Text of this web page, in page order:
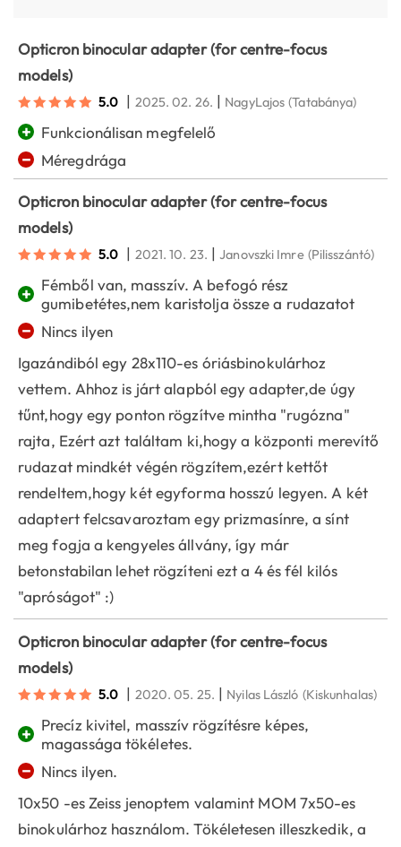
Opticron binocular adapter (for centre-focus
models)
5.0 | 2025. 02. 26. | NagyLajos (Tatabánya)
+ Funkcionálisan megfelelő
− Méregdrága
Opticron binocular adapter (for centre-focus
models)
5.0 | 2021. 10. 23. |Janovszki Imre (Pilisszántó)
+
Fémből van, masszív. A befogó rész
gumibetétes,nem karistolja össze a rudazatot
−
Nincs ilyen
Igazándiból egy 28x110-es óriásbinokulárhoz
vettem. Ahhoz is járt alapból egy adapter,de úgy
tűnt,hogy egy ponton rögzítve mintha "rugózna"
rajta, Ezért azt találtam ki,hogy a központi merevítő
rudazat mindkét végén rögzítem,ezért kettőt
rendeltem,hogy két egyforma hosszú legyen. A két
adaptert felcsavaroztam egy prizmasínre, a sínt
meg fogja a kengyeles állvány, így már
betonstabilan lehet rögzíteni ezt a 4 és fél kilós
"apróságot" :)
Opticron binocular adapter (for centre-focus
models)
5.0 | 2020. 05. 25. | Nyilas László (Kiskunhalas)
+
Precíz kivitel, masszív rögzítésre képes,
magassága tökéletes.
−
Nincs ilyen.
10x50 -es Zeiss jenoptem valamint MOM 7x50-es
binokulárhoz használom. Tökéletesen illeszkedik, a